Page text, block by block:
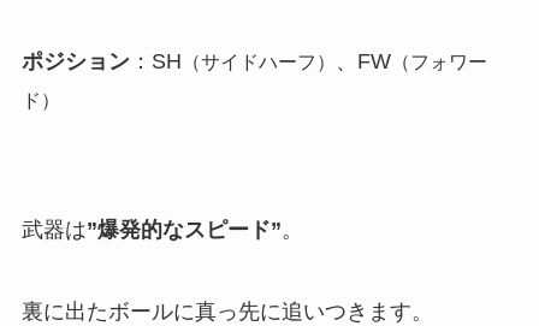
ポジション：SH （サイドハーフ） 、FW（フォワー
ド）
武器は”爆発的なスピード”。
裏に出たボールに真っ先に追いつきます。